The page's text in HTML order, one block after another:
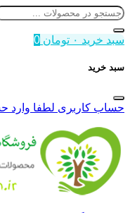
سبد خرید ۰ تومان 0
سبد خرید
حساب کاربری لطفا وارد